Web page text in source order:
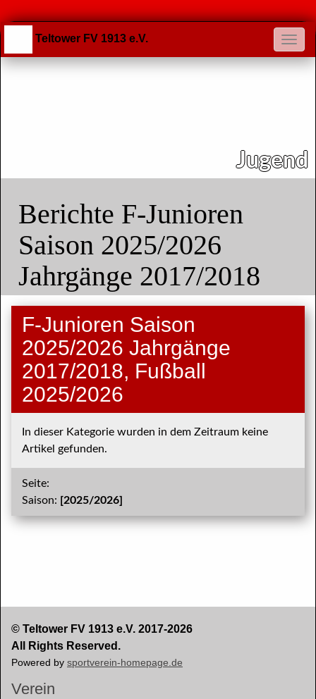
Teltower FV 1913 e.V.
Jugend
Berichte F-Junioren
Saison 2025/2026
Jahrgänge 2017/2018
F-Junioren Saison
2025/2026 Jahrgänge
2017/2018, Fußball
2025/2026
In dieser Kategorie wurden in dem Zeitraum keine
Artikel gefunden.
Seite:
Saison: [2025/2026]
© Teltower FV 1913 e.V. 2017-2026
All Rights Reserved.
Powered by sportverein-homepage.de
Verein